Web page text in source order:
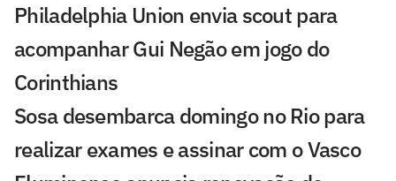
Philadelphia Union envia scout para
acompanhar Gui Negão em jogo do
Corinthians
Sosa desembarca domingo no Rio para
realizar exames e assinar com o Vasco